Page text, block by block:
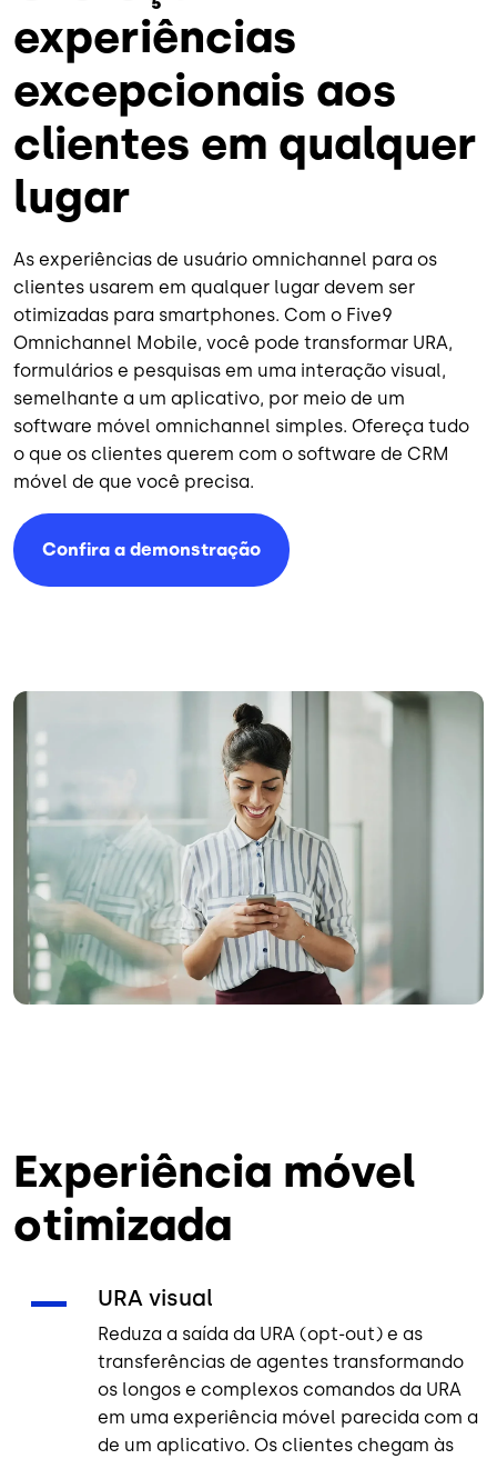
experiências
excepcionais aos
clientes em qualquer
lugar
As experiências de usuário omnichannel para os
clientes usarem em qualquer lugar devem ser
otimizadas para smartphones. Com o Five9
Omnichannel Mobile, você pode transformar URA,
formulários e pesquisas em uma interação visual,
semelhante a um aplicativo, por meio de um
software móvel omnichannel simples. Ofereça tudo
o que os clientes querem com o software de CRM
móvel de que você precisa.
Confira a demonstração
Imagem
Experiência móvel
otimizada
URA visual
Reduza a saída da URA (opt-out) e as
transferências de agentes transformando
os longos e complexos comandos da URA
em uma experiência móvel parecida com a
de um aplicativo. Os clientes chegam às